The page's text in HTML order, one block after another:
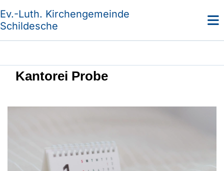
Ev.-Luth. Kirchengemeinde
Schildesche
Kantorei Probe